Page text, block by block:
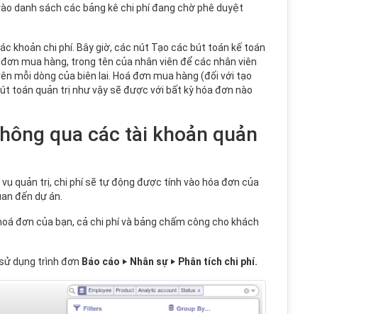
danh sách các bảng kê chi phí đang chờ phê duyệt
khoản chi phí. Bây giờ, các nút Tạo các bút toán kế toán
mua hàng, trong tên của nhân viên để các nhân viên
mỗi dòng của biên lai. Hoá đơn mua hàng (đối với tạo
toán quản trị như vậy sẽ được với bất kỳ hóa đơn nào
qua các tài khoản quản
quản trị, chi phí sẽ tự động được tính vào hóa đơn của
đến dự án.
đơn của bạn, cả chi phí và bảng chấm công cho khách
dụng trình đơn Báo cáo ‣ Nhân sự ‣ Phân tích chi phí.